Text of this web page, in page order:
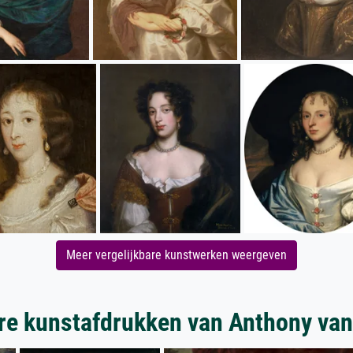
Meer vergelijkbare kunstwerken weergeven
kunstafdrukken van Anthony